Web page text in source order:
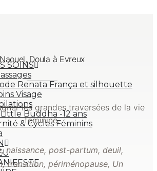
SOINS
Renata França et silhouette
Visage
Little Buddha -12 ans
& Cycles Féminins
Naouel, Doula à Evreux
les grandes traversées de la vie
féminine.
naissance, post-partum, deuil,
transition, périménopause, Un